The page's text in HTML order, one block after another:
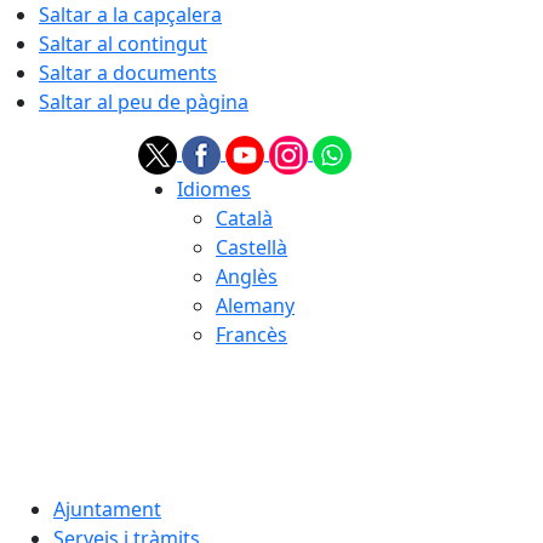
Saltar a la capçalera
Saltar al contingut
Saltar a documents
Saltar al peu de pàgina
Idiomes
Català
Castellà
Anglès
Alemany
Francès
Ajuntament